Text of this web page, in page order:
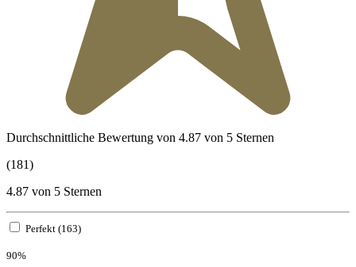
Durchschnittliche Bewertung von 4.87 von 5 Sternen
(181)
4.87 von 5 Sternen
Perfekt (163)
90%